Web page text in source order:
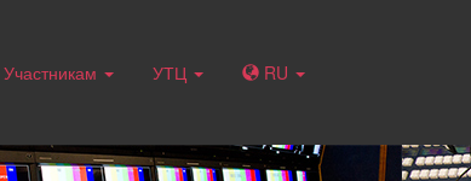
Участникам УТЦ RU